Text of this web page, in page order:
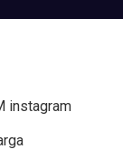
instagram